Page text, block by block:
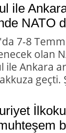
ile
NATO
7-8
olan
ile Ankara
geçti.
muhteşem